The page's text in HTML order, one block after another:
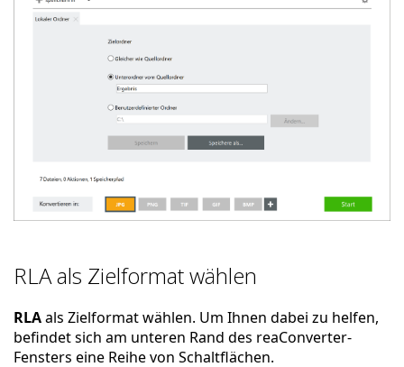
RLA als Zielformat wählen
RLAals Zielformat wählen. Um Ihnen dabei zu helfen,
befindet sich am unteren Rand des reaConverter-
Fensters eine Reihe von Schaltflächen.